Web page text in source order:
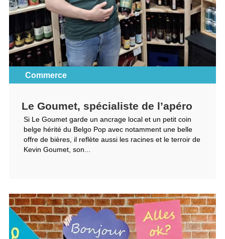
Commerce
Le Goumet, spécialiste de l’apéro
Si Le Goumet garde un ancrage local et un petit coin
belge hérité du Belgo Pop avec notamment une belle
offre de bières, il reflète aussi les racines et le terroir de
Kevin Goumet, son...